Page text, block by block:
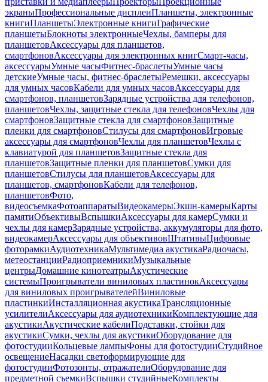
экраныПрофессиональные дисплеиПланшеты, электронные
книгиПланшетыЭлектронные книгиГрафические
планшетыБлокноты электронныеЧехлы, бамперы для
планшетовАксессуары для планшетов,
смартфоновАксессуары для электронных книгСмарт-часы,
аксессуарыУмные часыФитнес-браслетыУмные часы
детскиеУмные часы, фитнес-браслетыРемешки, аксессуары
для умных часовКабели для умных часовАксессуары для
смартфонов, планшетовЗарядные устройства для телефонов,
планшетовЧехлы, защитные стекла для телефоновЧехлы для
смартфоновЗащитные стекла для смартфоновЗащитные
пленки для смартфоновСтилусы для смартфоновИгровые
аксессуары для смартфоновЧехлы для планшетовЧехлы с
клавиатурой для планшетовЗащитные стекла для
планшетовЗащитные пленки для планшетовСумки для
планшетовСтилусы для планшетовАксессуары для
планшетов, смартфоновКабели для телефонов,
планшетовФото,
видеосъемкаФотоаппаратыВидеокамерыЭкшн-камерыКарты
памятиОбъективыВспышкиАксессуары для камерСумки и
чехлы для камерЗарядные устройства, аккумуляторы для фото,
видеокамерАксессуары для объективовШтативыЦифровые
фоторамкиАудиотехникаМультимедиа акустикаРадиочасы,
метеостанцииРадиоприемникиМузыкальные
центрыДомашние кинотеатрыАкустические
системыПроигрыватели виниловых пластинокАксессуары
для виниловых проигрывателейВиниловые
пластинкиИнсталляционная акустикаТрансляционные
усилителиАксессуары для аудиотехникиКомплектующие для
акустикиАкустические кабелиПодставки, стойки для
акустикиСумки, чехлы для акустикиОборудование для
фотостудииКольцевые лампыФоны для фотостудииСтудийное
освещениеНасадки светоформирующие для
фотостудииФотозонты, отражателиОборудование для
предметной съемкиВспышки студийныеКомплекты